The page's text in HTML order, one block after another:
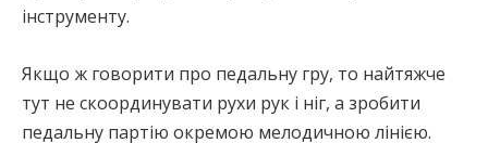
інструменту.
Якщо ж говорити про педальну гру, то найтяжче
тут не скоординувати рухи рук і ніг, а зробити
педальну партію окремою мелодичною лінією.